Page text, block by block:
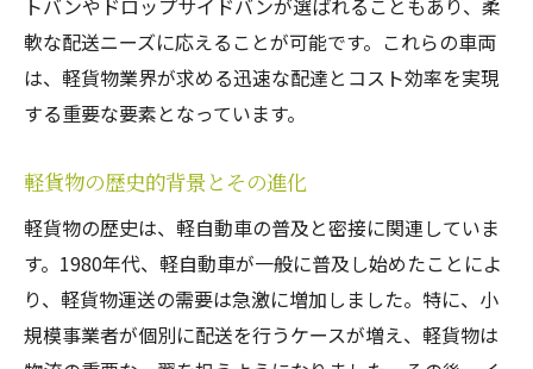
労働時間とワークライフバランスの問題
運転技術向上のための研修プログラム
軽貨物業界における安全対策
技術革新によるドライバー支援
軽貨物での成功事例ビジネスにおける戦略的活
用法
軽貨物を利用した革新的ビジネスモデル
トバンやドロップサイドバンが選ばれることもあり、柔
軟な配送ニーズに応えることが可能です。これらの車両
は、軽貨物業界が求める迅速な配達とコスト効率を実現
する重要な要素となっています。
軽貨物の歴史的背景とその進化
軽貨物の歴史は、軽自動車の普及と密接に関連していま
す。1980年代、軽自動車が一般に普及し始めたことによ
り、軽貨物運送の需要は急激に増加しました。特に、小
規模事業者が個別に配送を行うケースが増え、軽貨物は